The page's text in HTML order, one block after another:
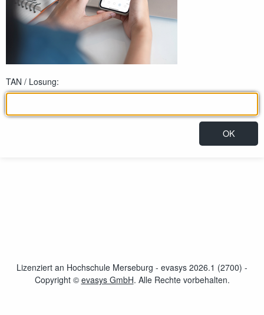
Anmeldebildschirm
TAN / Losung:
Lizenziert an Hochschule Merseburg - evasys 2026.1 (2700) -
Copyright © evasys GmbHöffnet im neuen Fenster
. Alle Rechte vorbehalten.